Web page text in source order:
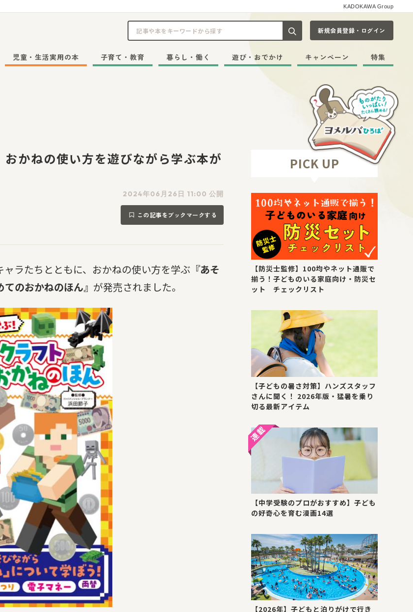
KADOKAWA Group
記事や本をキーワードから探す
新規会員登録・ログイン
児童・生活実用の本 子育て・教育 暮らし・働く 遊び・おでかけ キャンペーン 特集
おかねの使い方を遊びながら学ぶ本が
2024年06月26日 11:00 公開
この記事をブックマークする
ラたちとともに、おかねの使い方を学ぶ 『あそ
のおかねのほん』 が発売されました。
PICK UP
【防災士監修】100均やネット通販で
揃う！子どものいる家庭向け・防災セ
ット チェックリスト
【子どもの暑さ対策】ハンズスタッフ
さんに聞く！ 2026年版・猛暑を乗り
切る最新アイテム
【中学受験のプロがおすすめ】子ども
の好奇心を育む漫画14選
【2026年】子どもと泊りがけで行き